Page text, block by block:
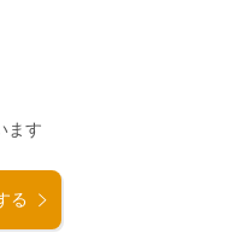
ます
る